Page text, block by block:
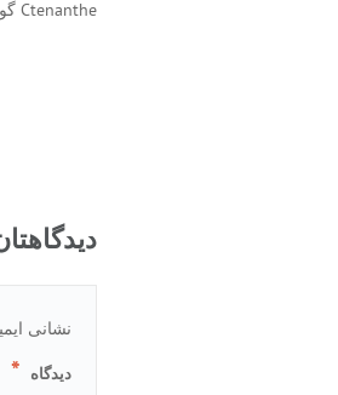
Ctenanthe گونه های دیگر
نشانی
دیدگاه *